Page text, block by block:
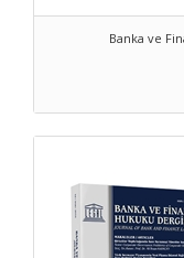
Banka ve